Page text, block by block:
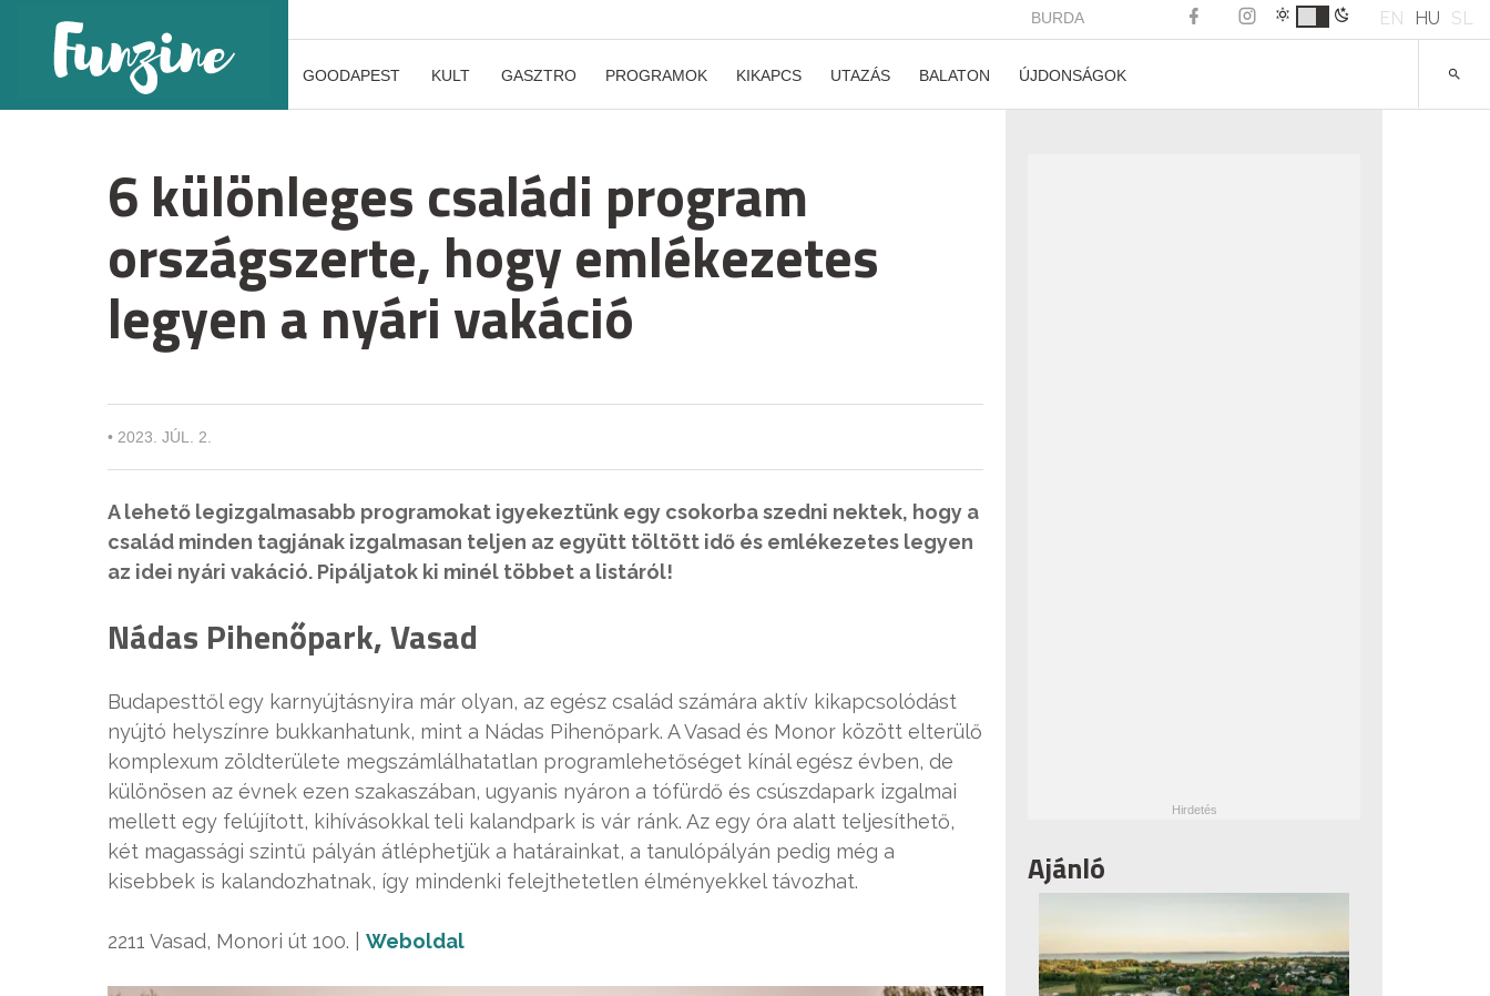
BURDA EN HU SL
GOODAPEST KULT GASZTRO PROGRAMOK KIKAPCS UTAZÁS BALATON ÚJDONSÁGOK
6 különleges családi program
országszerte, hogy emlékezetes
legyen a nyári vakáció
• 2023. JÚL. 2.
A lehető legizgalmasabb programokat igyekeztünk egy csokorba szedni nektek, hogy a
család minden tagjának izgalmasan teljen az együtt töltött idő és emlékezetes legyen
az idei nyári vakáció. Pipáljatok ki minél többet a listáról!
Nádas Pihenőpark, Vasad
Budapesttől egy karnyújtásnyira már olyan, az egész család számára aktív kikapcsolódást
nyújtó helyszínre bukkanhatunk, mint a Nádas Pihenőpark. A Vasad és Monor között elterülő
komplexum zöldterülete megszámlálhatatlan programlehetőséget kínál egész évben, de
különösen az évnek ezen szakaszában, ugyanis nyáron a tófürdő és csúszdapark izgalmai
mellett egy felújított, kihívásokkal teli kalandpark is vár ránk. Az egy óra alatt teljesíthető,
két magassági szintű pályán átléphetjük a határainkat, a tanulópályán pedig még a
kisebbek is kalandozhatnak, így mindenki felejthetetlen élményekkel távozhat.
2211 Vasad, Monori út 100. | Weboldal
Ajánló